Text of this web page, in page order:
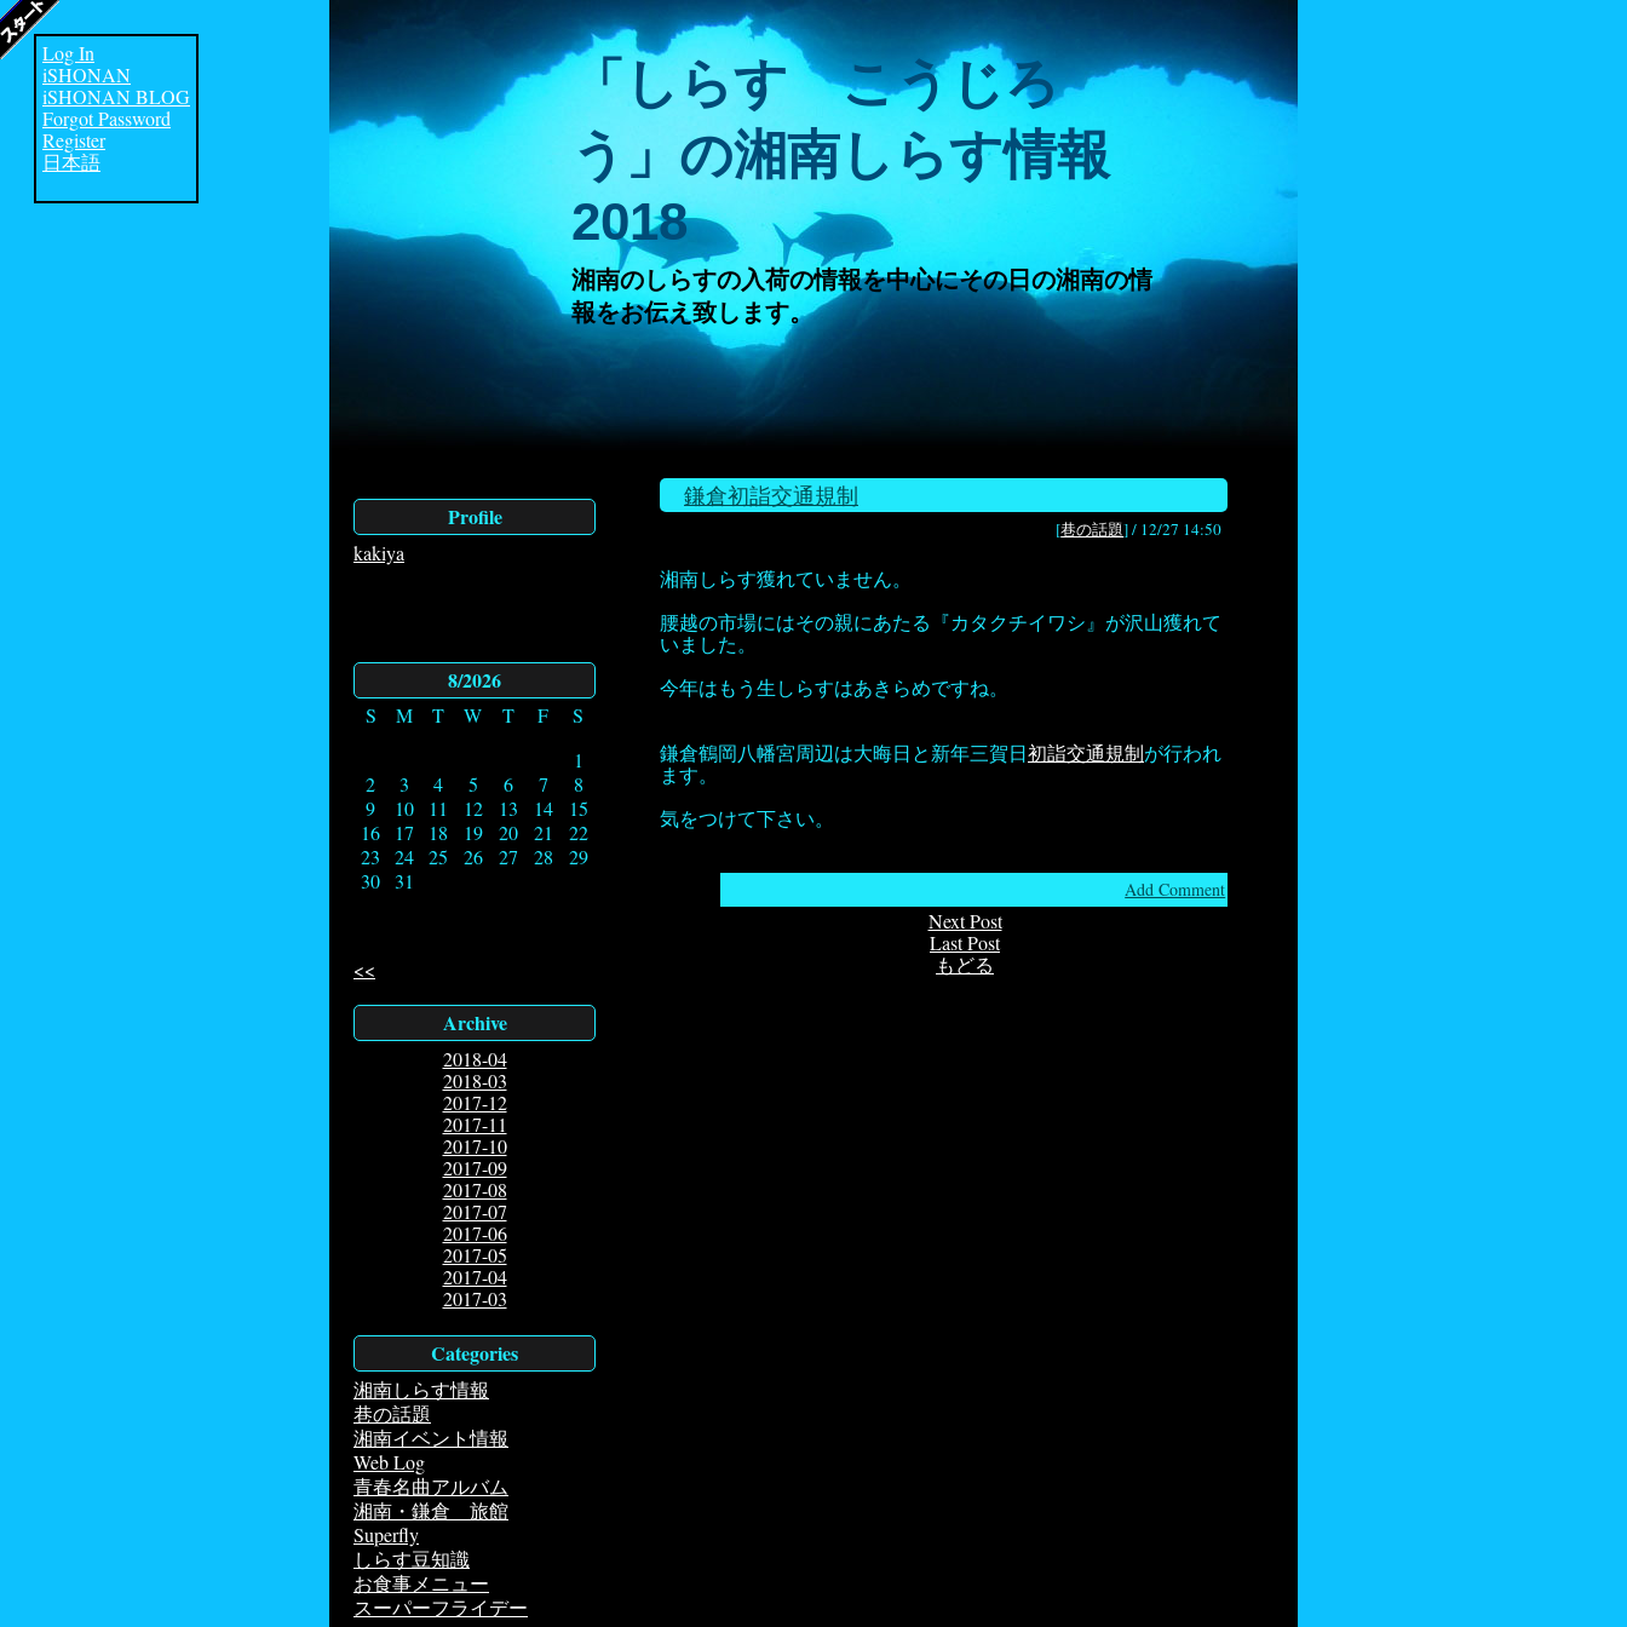
「しらす こうじろ
う」の湘南しらす情報
2018
湘南のしらすの入荷の情報を中心にその日の湘南の情
報をお伝え致します。
Profile
kakiya
8/2026
S M T W T F
S
1
2
3 4 5 6 7
8
9
10 11 12 13 14
15
16
17 18 19 20 21
22
23
24 25 26 27 28
29
30 31
<<
Archive
2018-04
2018-03
2017-12
2017-11
2017-10
2017-09
2017-08
2017-07
2017-06
2017-05
2017-04
2017-03
Categories
湘南しらす情報
巷の話題
湘南イベント情報
Web Log
青春名曲アルバム
湘南・鎌倉 旅館
Superfly
しらす豆知識
お食事メニュー
スーパーフライデー
鎌倉初詣交通規制
[巷の話題] / 12/27 14:50
湘南しらす獲れていません。
腰越の市場にはその親にあたる『カタクチイワシ』が沢山獲れて
いました。
今年はもう生しらすはあきらめですね。
鎌倉鶴岡八幡宮周辺は大晦日と新年三賀日初詣交通規制が行われ
ます。
気をつけて下さい。
Add Comment
Next Post
Last Post
もどる
Log In
iSHONAN
iSHONAN BLOG
Forgot Password
Register
日本語